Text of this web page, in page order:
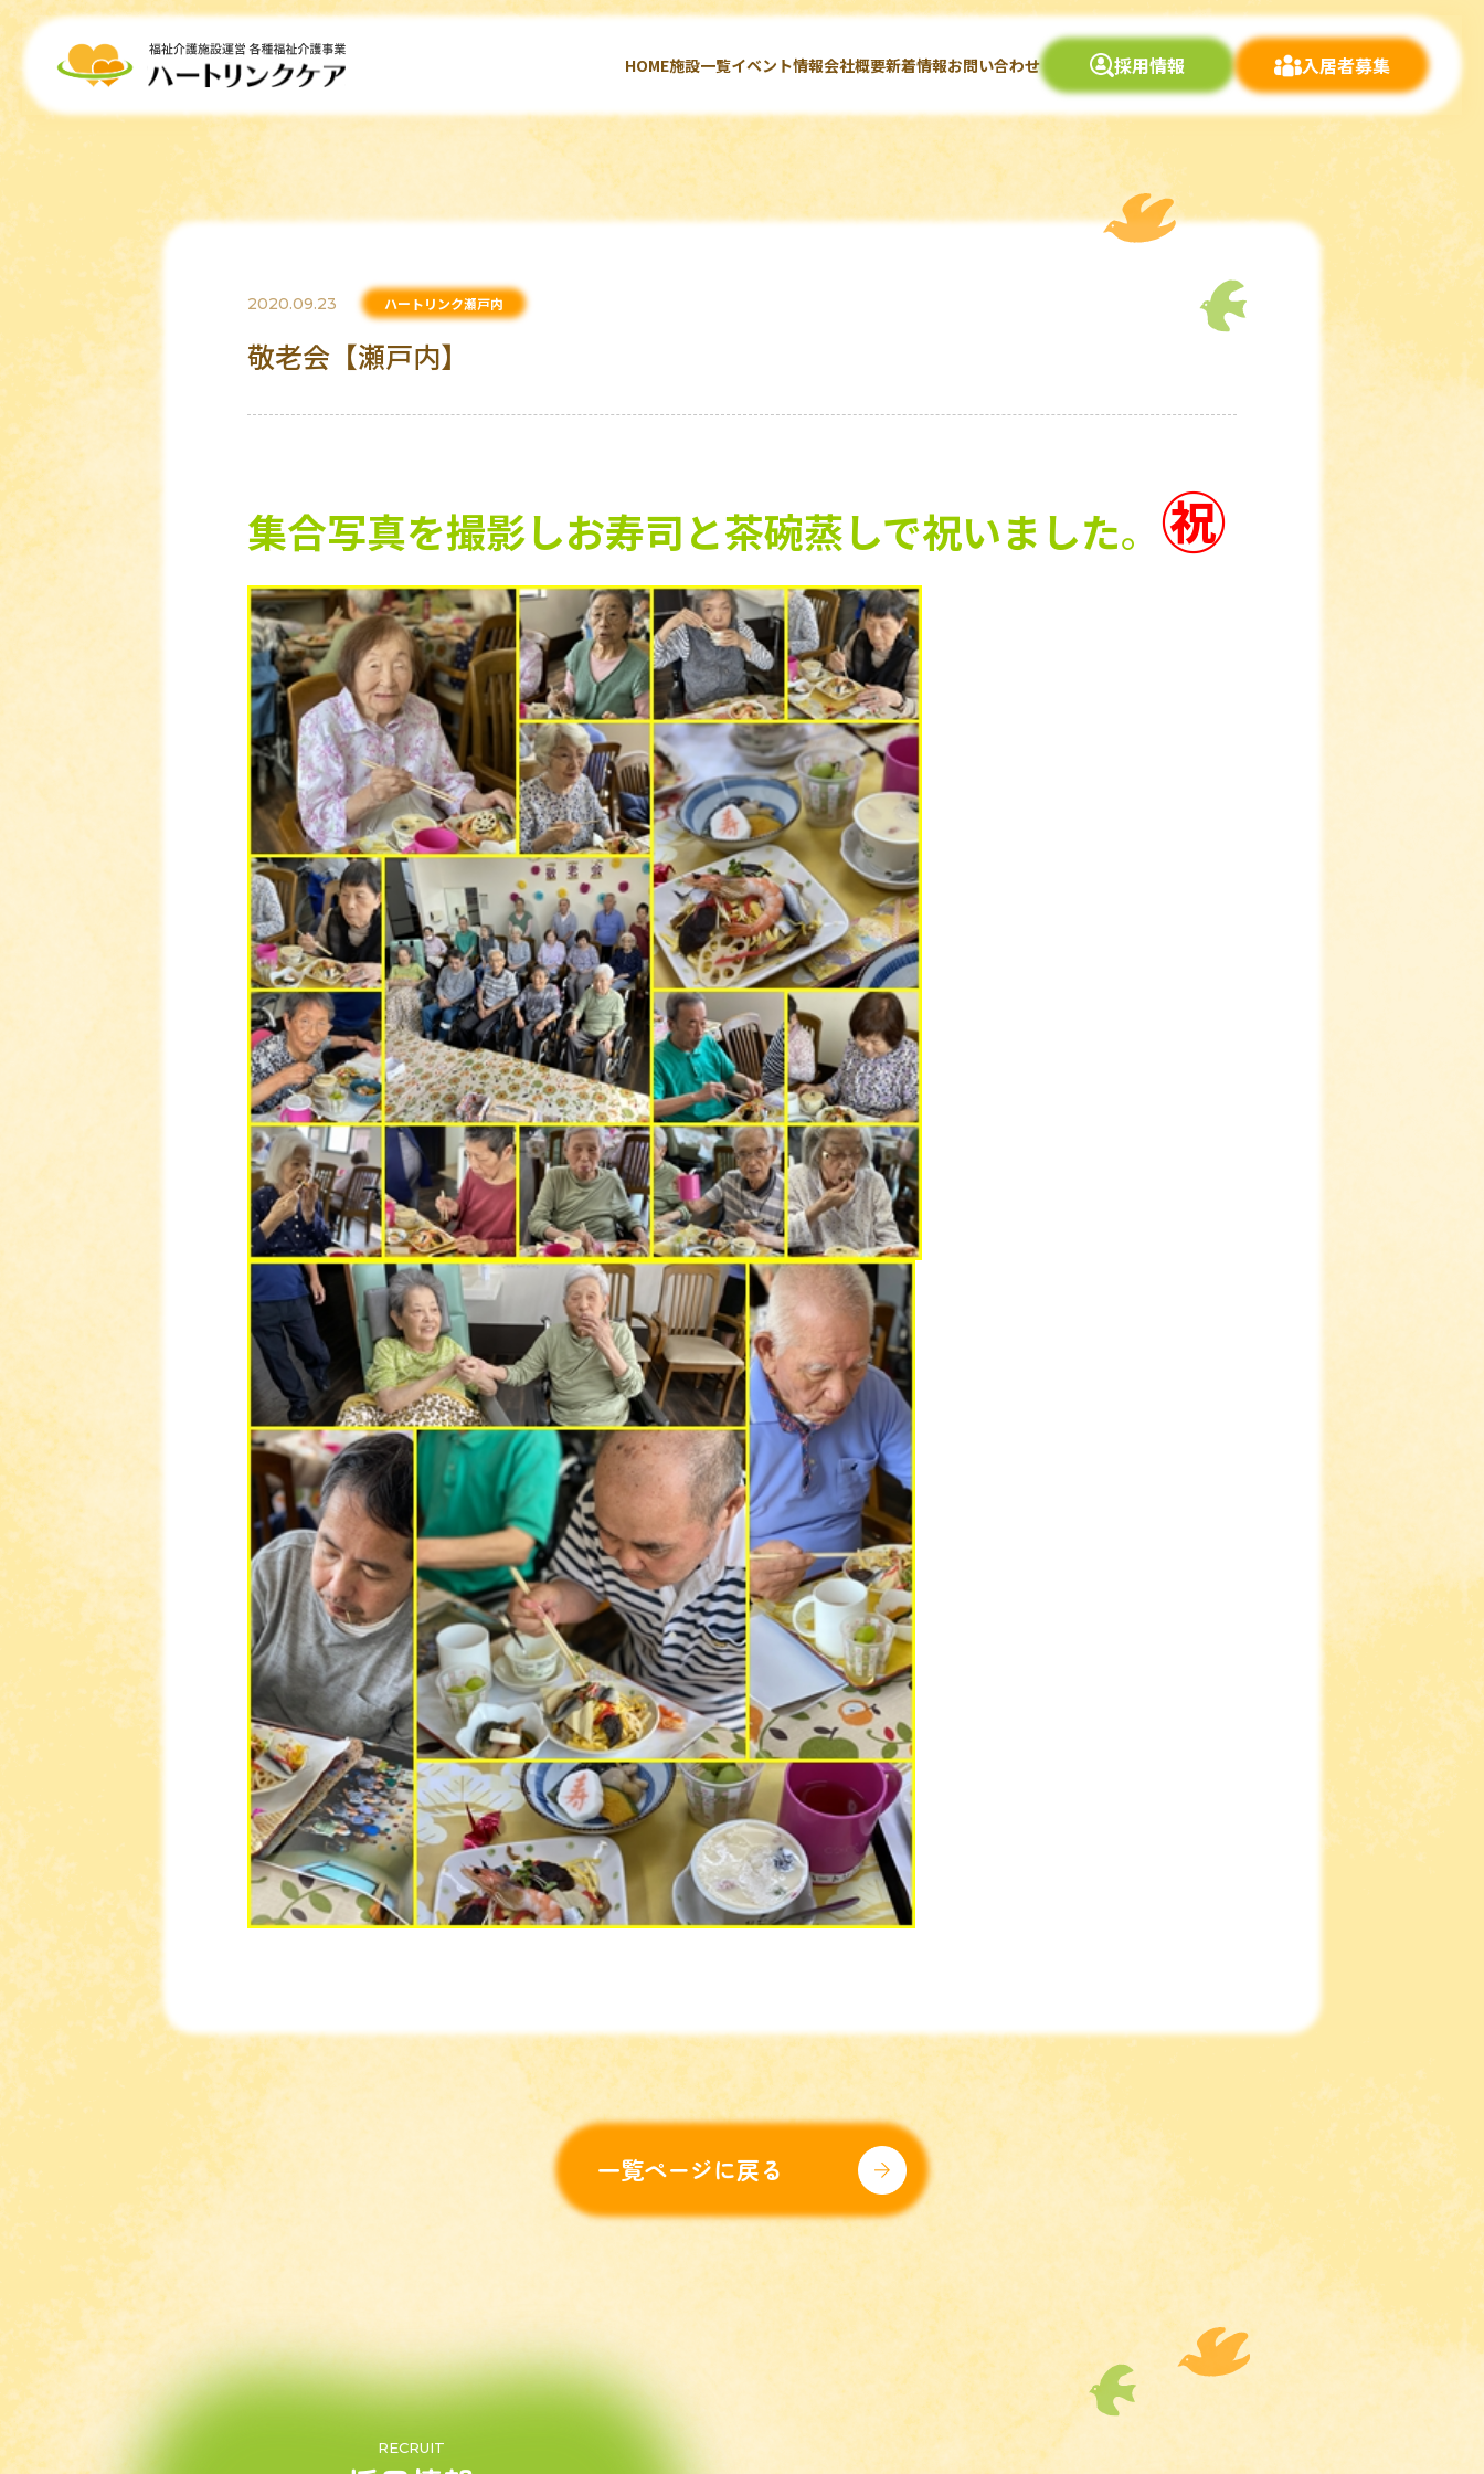
HOME施設一覧イベント情報会社概要新着情報お問い合わせ 採用情報 入居者募集
2020.09.23 ハートリンク瀬戸内
敬老会【瀬戸内】
集合写真を撮影しお寿司と茶碗蒸しで祝いました。 ㊗
一覧ページに戻る
RECRUIT